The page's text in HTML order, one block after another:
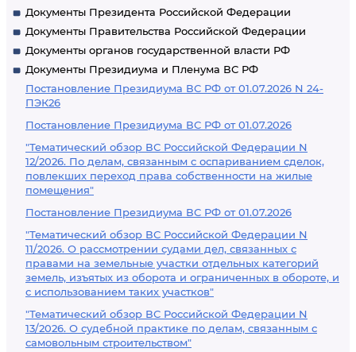
Документы Президента Российской Федерации
Документы Правительства Российской Федерации
Документы органов государственной власти РФ
Документы Президиума и Пленума ВС РФ
Постановление Президиума ВС РФ от 01.07.2026 N 24-
ПЭК26
Постановление Президиума ВС РФ от 01.07.2026
"Тематический обзор ВС Российской Федерации N
12/2026. По делам, связанным с оспариванием сделок,
повлекших переход права собственности на жилые
помещения"
Постановление Президиума ВС РФ от 01.07.2026
"Тематический обзор ВС Российской Федерации N
11/2026. О рассмотрении судами дел, связанных с
правами на земельные участки отдельных категорий
земель, изъятых из оборота и ограниченных в обороте, и
с использованием таких участков"
"Тематический обзор ВС Российской Федерации N
13/2026. О судебной практике по делам, связанным с
самовольным строительством"